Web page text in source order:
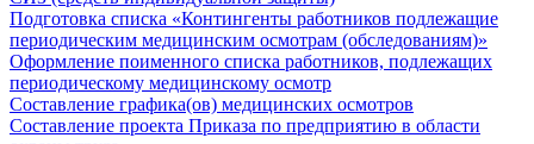
Подготовка списка «Контингенты работников подлежащие
периодическим медицинским осмотрам (обследованиям)»
Оформление поименного списка работников, подлежащих
периодическому медицинскому осмотр
Составление графика(ов) медицинских осмотров
Составление проекта Приказа по предприятию в области